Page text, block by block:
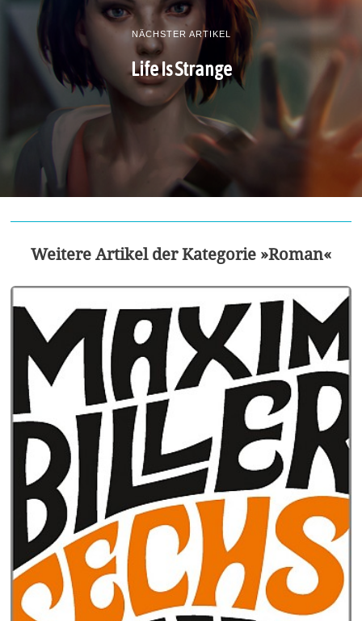
NÄCHSTER ARTIKEL
Life Is Strange
Weitere Artikel der Kategorie »Roman«